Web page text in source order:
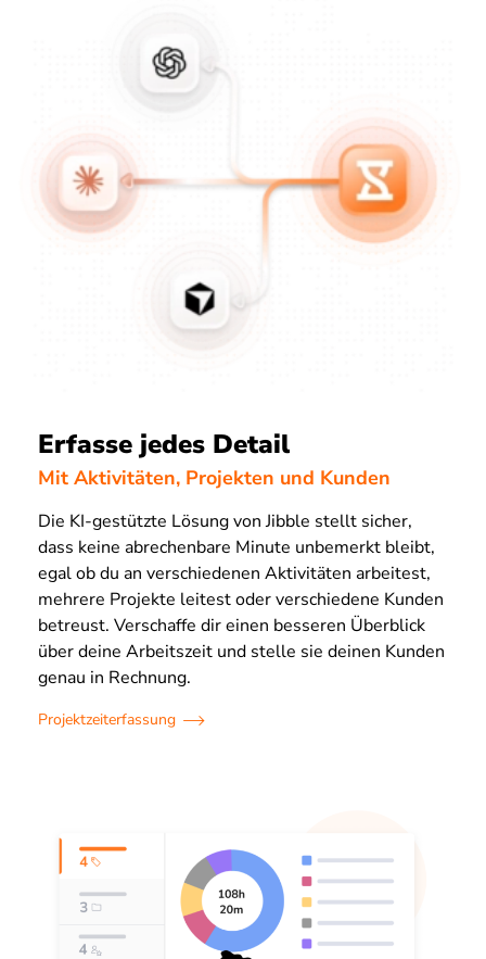
Erfasse jedes Detail
Mit Aktivitäten, Projekten und Kunden
Die KI-gestützte Lösung von Jibble stellt sicher,
dass keine abrechenbare Minute unbemerkt bleibt,
egal ob du an verschiedenen Aktivitäten arbeitest,
mehrere Projekte leitest oder verschiedene Kunden
betreust. Verschaffe dir einen besseren Überblick
über deine Arbeitszeit und stelle sie deinen Kunden
genau in Rechnung.
Projektzeiterfassung